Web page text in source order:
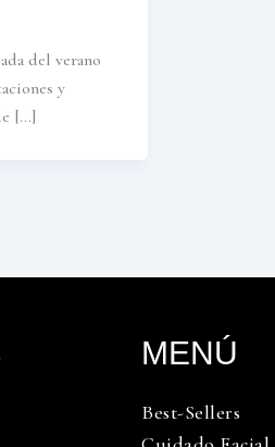
del verano
y
[…]
MENÚ
Best-Sellers